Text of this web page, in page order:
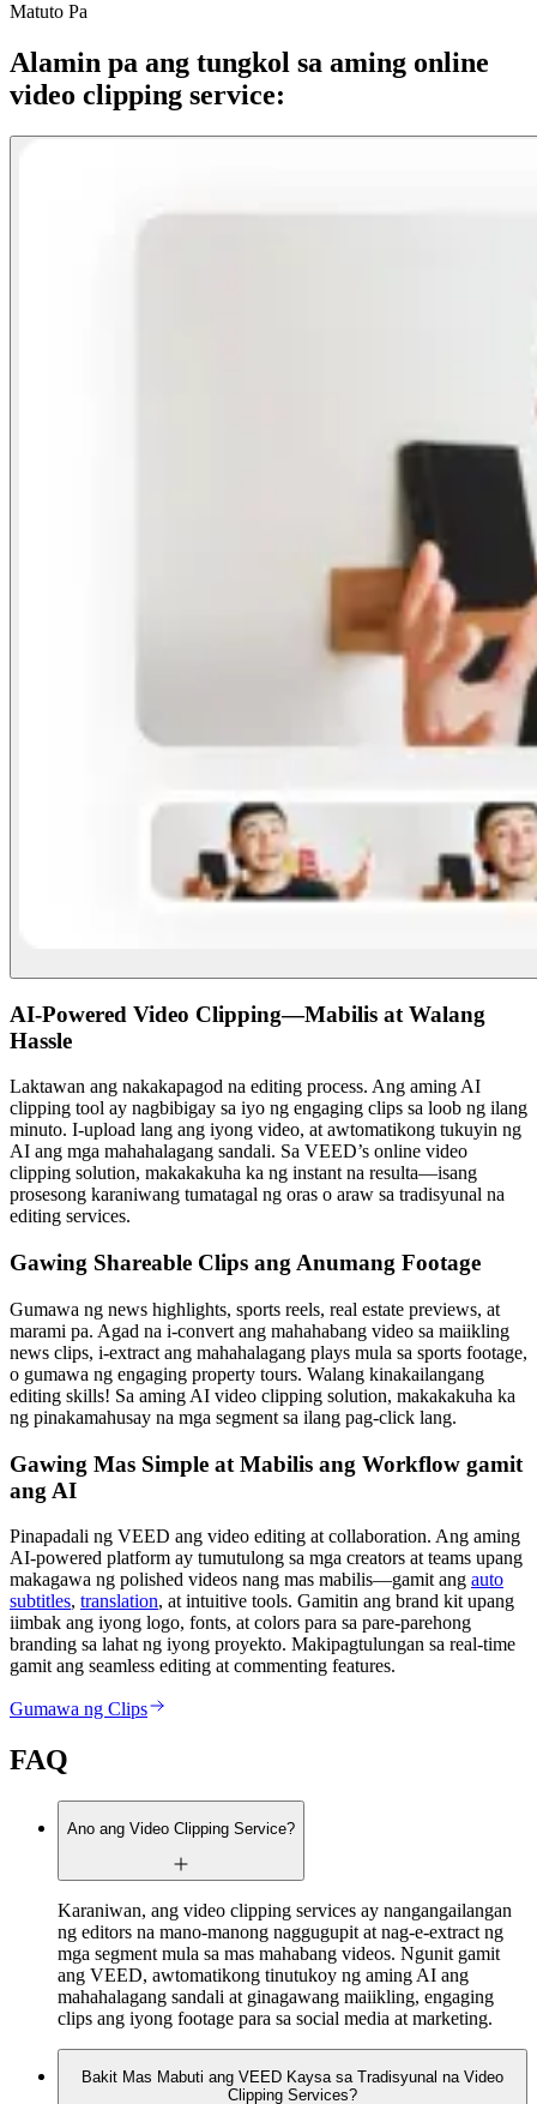
Matuto Pa
Alamin pa ang tungkol sa aming online
video clipping service:
AI-Powered Video Clipping—Mabilis at Walang
Hassle
Laktawan ang nakakapagod na editing process. Ang aming AI
clipping tool ay nagbibigay sa iyo ng engaging clips sa loob ng ilang
minuto. I-upload lang ang iyong video, at awtomatikong tukuyin ng
AI ang mga mahahalagang sandali. Sa VEED’s online video
clipping solution, makakakuha ka ng instant na resulta—isang
prosesong karaniwang tumatagal ng oras o araw sa tradisyunal na
editing services.
Gawing Shareable Clips ang Anumang Footage
Gumawa ng news highlights, sports reels, real estate previews, at
marami pa. Agad na i-convert ang mahahabang video sa maiikling
news clips, i-extract ang mahahalagang plays mula sa sports footage,
o gumawa ng engaging property tours. Walang kinakailangang
editing skills! Sa aming AI video clipping solution, makakakuha ka
ng pinakamahusay na mga segment sa ilang pag-click lang.
Gawing Mas Simple at Mabilis ang Workflow gamit
ang AI
Pinapadali ng VEED ang video editing at collaboration. Ang aming
AI-powered platform ay tumutulong sa mga creators at teams upang
makagawa ng polished videos nang mas mabilis—gamit ang auto
subtitles, translation, at intuitive tools. Gamitin ang brand kit upang
iimbak ang iyong logo, fonts, at colors para sa pare-parehong
branding sa lahat ng iyong proyekto. Makipagtulungan sa real-time
gamit ang seamless editing at commenting features.
Gumawa ng Clips
FAQ
Ano ang Video Clipping Service?
Karaniwan, ang video clipping services ay nangangailangan
ng editors na mano-manong naggugupit at nag-e-extract ng
mga segment mula sa mas mahabang videos. Ngunit gamit
ang VEED, awtomatikong tinutukoy ng aming AI ang
mahahalagang sandali at ginagawang maiikling, engaging
clips ang iyong footage para sa social media at marketing.
Bakit Mas Mabuti ang VEED Kaysa sa Tradisyunal na Video
Clipping Services?